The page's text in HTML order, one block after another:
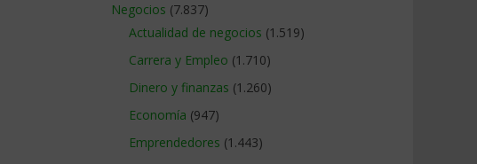
Negocios (7.837)
Actualidad de negocios (1.519)
Carrera y Empleo (1.710)
Dinero y finanzas (1.260)
Economía (947)
Emprendedores (1.443)